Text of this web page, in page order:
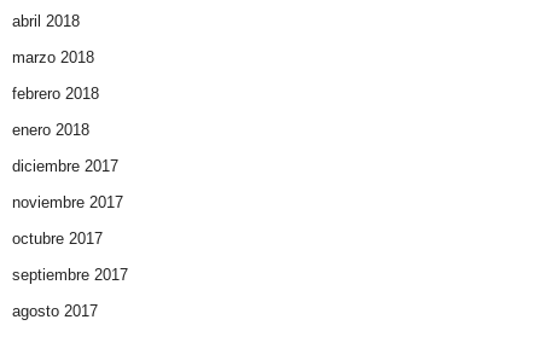
abril 2018
marzo 2018
febrero 2018
enero 2018
diciembre 2017
noviembre 2017
octubre 2017
septiembre 2017
agosto 2017